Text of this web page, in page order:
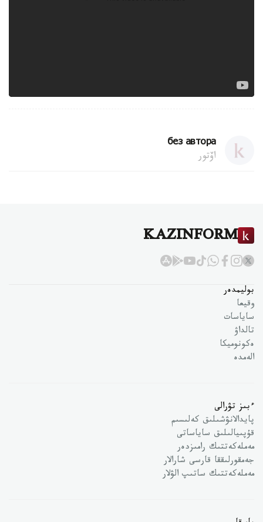
без автора
اۆتور
KAZINFORM
بوليمدەر
وقيعا
ساياسات
تالداۋ
ەكونوميكا
الەمدە
ءبىز تۋرالى
پايدالانۋشىلىق كەلىسىم
قۇپىيالىلىق ساياساتى
مەملەكەتتىك رامىزدەر
جەمقورلىققا قارسى شارالار
مەملەكەتتىك ساتىپ الۋلار